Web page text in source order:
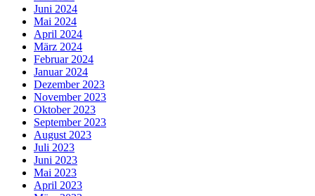
Juni 2024
Mai 2024
April 2024
März 2024
Februar 2024
Januar 2024
Dezember 2023
November 2023
Oktober 2023
September 2023
August 2023
Juli 2023
Juni 2023
Mai 2023
April 2023